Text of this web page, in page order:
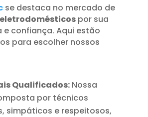
se destaca no mercado de
por sua
confiança. Aqui estão
para escolher nossos
Qualificados:Nossa
por técnicos
simpáticos e respeitosos,